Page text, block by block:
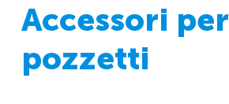
Accessori per
pozzetti